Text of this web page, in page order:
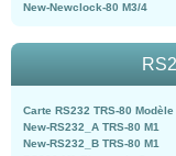
New-Newclock-80 M3/4
Carte RS232 TRS-80 Modèle
New-RS232_A TRS-80 M1
New-RS232_B TRS-80 M1